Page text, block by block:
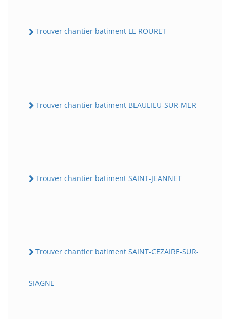
Trouver chantier batiment LE ROURET
Trouver chantier batiment BEAULIEU-SUR-MER
Trouver chantier batiment SAINT-JEANNET
Trouver chantier batiment SAINT-CEZAIRE-SUR-
SIAGNE